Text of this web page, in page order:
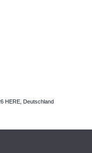
HERE, Deutschland